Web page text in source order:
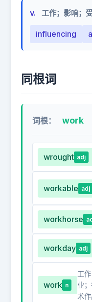
v. 工作；影响；
influencing
同根词
词根： work
wrought adj
workable adj
workhorse
workday adj
work n
工
业
术